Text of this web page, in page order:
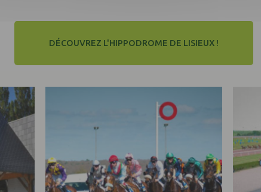
DÉCOUVREZ L'HIPPODROME DE LISIEUX !